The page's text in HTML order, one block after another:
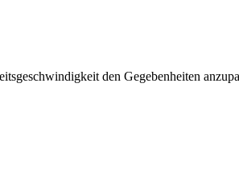
den Gegebenheiten